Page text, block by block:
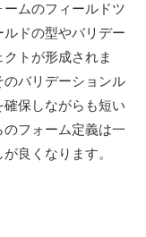
ムのフィールドツ
ドの型やバリデー
トが形成されま
バリデーションル
保しながらも短い
フォーム定義は一
良くなります。